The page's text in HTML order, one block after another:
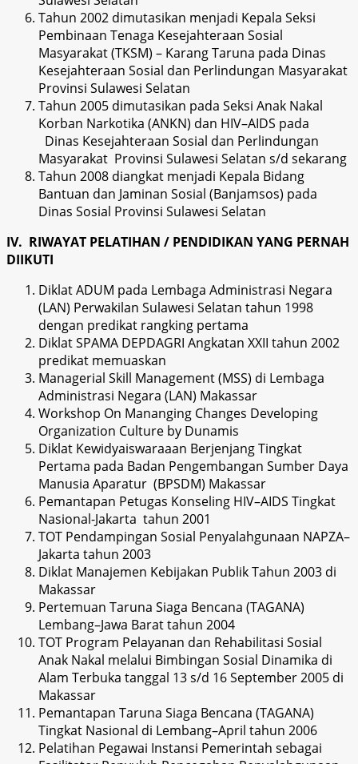
Tahun 2002 dimutasikan menjadi Kepala Seksi
Pembinaan Tenaga Kesejahteraan Sosial
Masyarakat (TKSM) – Karang Taruna pada Dinas
Kesejahteraan Sosial dan Perlindungan Masyarakat
Provinsi Sulawesi Selatan
Tahun 2005 dimutasikan pada Seksi Anak Nakal
Korban Narkotika (ANKN) dan HIV–AIDS pada
Dinas Kesejahteraan Sosial dan Perlindungan
Masyarakat Provinsi Sulawesi Selatan s/d sekarang
Tahun 2008 diangkat menjadi Kepala Bidang
Bantuan dan Jaminan Sosial (Banjamsos) pada
Dinas Sosial Provinsi Sulawesi Selatan
IV. RIWAYAT PELATIHAN / PENDIDIKAN YANG PERNAH
DIIKUTI
Diklat ADUM pada Lembaga Administrasi Negara
(LAN) Perwakilan Sulawesi Selatan tahun 1998
dengan predikat rangking pertama
Diklat SPAMA DEPDAGRI Angkatan XXII tahun 2002
predikat memuaskan
Managerial Skill Management (MSS) di Lembaga
Administrasi Negara (LAN) Makassar
Workshop On Mananging Changes Developing
Organization Culture by Dunamis
Diklat Kewidyaiswaraaan Berjenjang Tingkat
Pertama pada Badan Pengembangan Sumber Daya
Manusia Aparatur (BPSDM) Makassar
Pemantapan Petugas Konseling HIV–AIDS Tingkat
Nasional-Jakarta tahun 2001
TOT Pendampingan Sosial Penyalahgunaan NAPZA–
Jakarta tahun 2003
Diklat Manajemen Kebijakan Publik Tahun 2003 di
Makassar
Pertemuan Taruna Siaga Bencana (TAGANA)
Lembang–Jawa Barat tahun 2004
TOT Program Pelayanan dan Rehabilitasi Sosial
Anak Nakal melalui Bimbingan Sosial Dinamika di
Alam Terbuka tanggal 13 s/d 16 September 2005 di
Makassar
Pemantapan Taruna Siaga Bencana (TAGANA)
Tingkat Nasional di Lembang–April tahun 2006
Pelatihan Pegawai Instansi Pemerintah sebagai